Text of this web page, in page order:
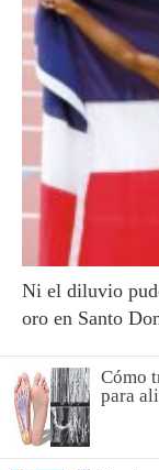
Ni el diluvio
oro en Santo
Cómo
para